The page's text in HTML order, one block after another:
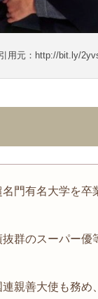
引用元：http://bit.ly/
門有名大学を卒
抜群のスーパー優
親善大使も務め